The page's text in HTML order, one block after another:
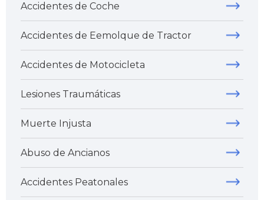
Accidentes de Coche
Accidentes de Eemolque de Tractor
Accidentes de Motocicleta
Lesiones Traumáticas
Muerte Injusta
Abuso de Ancianos
Accidentes Peatonales